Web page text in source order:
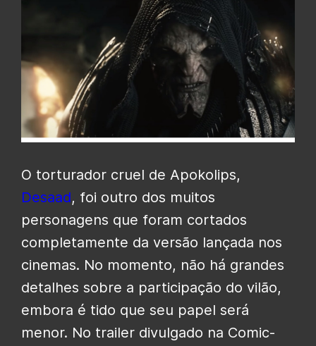
O torturador cruel de Apokolips,
Desaad, foi outro dos muitos
personagens que foram cortados
completamente da versão lançada nos
cinemas. No momento, não há grandes
detalhes sobre a participação do vilão,
embora é tido que seu papel será
menor. No trailer divulgado na Comic-